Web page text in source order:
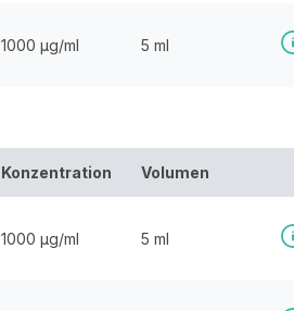
1000 µg/ml 5 ml
Konzentration Volumen
1000 µg/ml 5 ml